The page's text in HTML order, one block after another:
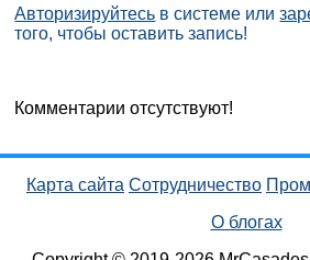
Авторизируйтесь в системе или
того, чтобы оставить запись!
Комментарии отсутствуют!
Карта сайта Сотрудничество
О блогах